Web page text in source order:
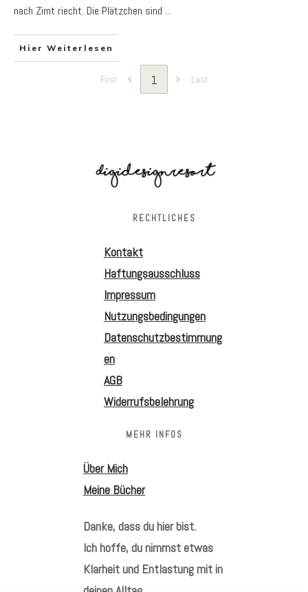
nach Zimt riecht. Die Plätzchen sind ...
Hier Weiterlesen
First 1 Last
RECHTLICHES
Kontakt
Haftungsausschluss
Impressum
Nutzungsbedingungen
Datenschutzbestimmung
en
AGB
Widerrufsbelehrung
MEHR INFOS
Über Mich
Meine Bücher
Danke, dass du hier bist.
Ich hoffe, du nimmst etwas
Klarheit und Entlastung mit in